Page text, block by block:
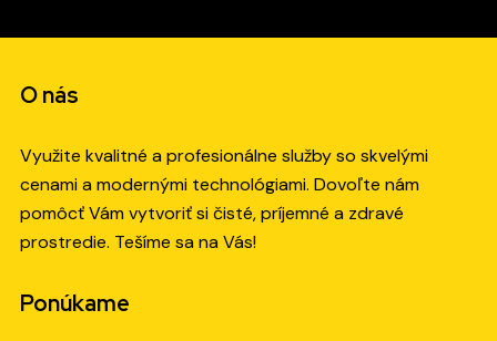
O nás
Využite kvalitné a profesionálne služby so skvelými
cenami a modernými technológiami. Dovoľte nám
pomôcť Vám vytvoriť si čisté, príjemné a zdravé
prostredie. Tešíme sa na Vás!
Ponúkame